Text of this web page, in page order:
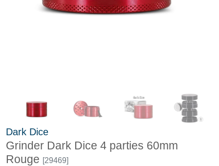
Dark Dice
Grinder Dark Dice 4 parties 60mm
Rouge [29469]